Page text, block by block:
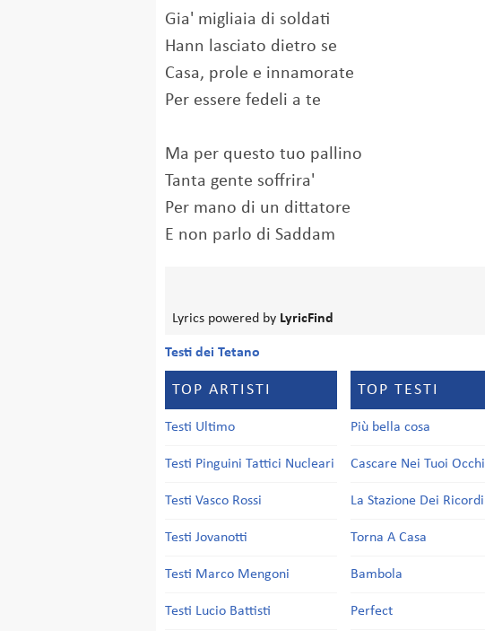
Gia' migliaia di soldati
Hann lasciato dietro se
Casa, prole e innamorate
Per essere fedeli a te
Ma per questo tuo pallino
Tanta gente soffrira'
Per mano di un dittatore
E non parlo di Saddam
Lyrics powered by LyricFind
Testi dei Tetano
TOP ARTISTI
Testi Ultimo
Testi Pinguini Tattici Nucleari
Testi Vasco Rossi
Testi Jovanotti
Testi Marco Mengoni
Testi Lucio Battisti
TOP TESTI
Più bella cosa
Cascare Nei Tuoi Occhi
La Stazione Dei Ricordi
Torna A Casa
Bambola
Perfect